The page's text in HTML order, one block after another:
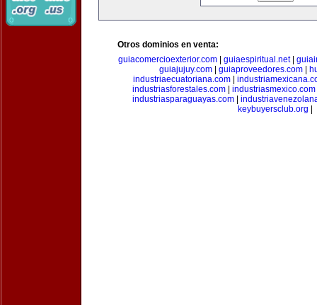
Otros dominios en venta:
guiacomercioexterior.com| guiaespiritual.net|
guiajujuy.com| guiaproveedores.com|
industriaecuatoriana.com|
industriasforestales.com
industriasmexico.com
industriasparaguayas.com
keybuyersclub.org